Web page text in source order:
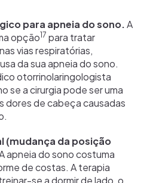
para apneia do sono.A
opção17 para tratar
vias respiratórias,
da sua apneia do sono.
otorrinolaringologista
se a cirurgia pode ser uma
dores de cabeça causadas
(mudança da posição
apneia do sono costuma
de costas. A terapia
se a dormir de lado, o